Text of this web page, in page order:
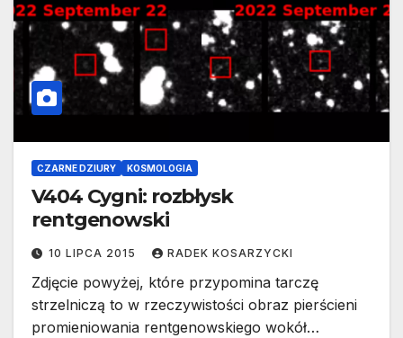
CZARNE DZIURY KOSMOLOGIA
V404 Cygni: rozbłysk
rentgenowski
10 LIPCA 2015 RADEK KOSARZYCKI
Zdjęcie powyżej, które przypomina tarczę
strzelniczą to w rzeczywistości obraz pierścieni
promieniowania rentgenowskiego wokół…